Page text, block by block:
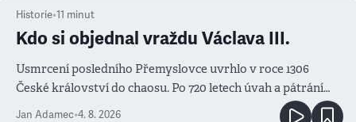
Historie•11 minut
Kdo si objednal vraždu Václava III.
Usmrcení posledního Přemyslovce uvrhlo v roce 1306
České království do chaosu. Po 720 letech úvah a pátrání
známe jména podezřelých
Jan Adamec•4. 8. 2026